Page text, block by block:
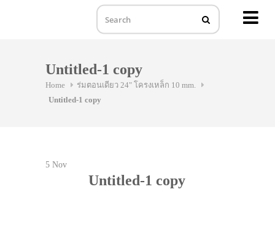
Untitled-1 copy
Home
ร่มตอนเดียว 24" โครงเหล็ก 10 mm.
Untitled-1 copy
5 Nov
Untitled-1 copy